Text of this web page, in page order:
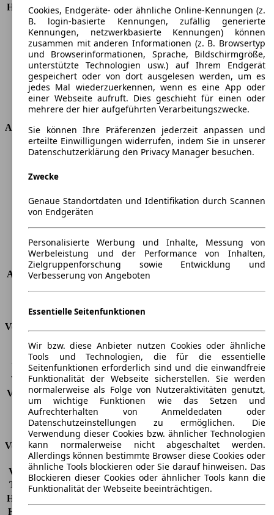
Höchstgeschwindigkeit (km/h) 154 km/h
Anzahl der Gänge
6
Drehmoment
260 nm
Hubraum
1598 ccm
Kraftstoff
Diesel
Zylinder
4
Getriebe
Schaltgetriebe
Antriebsart
Vorderradantrieb
Abmessungen
Länge
4999 mm
Breite
Maximalgewicht
-
Max. Zuladung
Sitze
3
Dachlast
-
Anhängelast (ungebremst) 750 kg
Verbrauch
CO2 Emissionen*
170 g/km (komb.)
Verbrauch (Stadt)
-
Verbrauch (Land)
-
Verbrauch (komb.)* 6,5 l/100km
Schadstoffklasse
EU6
Tankinhalt
80 l
Versicherungsklassen
Vollkasko -
Teilkasko -
Haftpflicht
HSN/TSN
Cookies, Endgeräte- oder ähnliche Online-Kennungen (z.
B. login-basierte Kennungen, zufällig generierte
Kennungen, netzwerkbasierte Kennungen) können
zusammen mit anderen Informationen (z. B. Browsertyp
und Browserinformationen, Sprache, Bildschirmgröße,
unterstützte Technologien usw.) auf Ihrem Endgerät
gespeichert oder von dort ausgelesen werden, um es
jedes Mal wiederzuerkennen, wenn es eine App oder
einer Webseite aufruft. Dies geschieht für einen oder
mehrere der hier aufgeführten Verarbeitungszwecke.
Sie können Ihre Präferenzen jederzeit anpassen und
erteilte Einwilligungen widerrufen, indem Sie in unserer
Datenschutzerklärung den Privacy Manager besuchen.
Zwecke
Genaue Standortdaten und Identifikation durch Scannen
von Endgeräten
Personalisierte Werbung und Inhalte, Messung von
Werbeleistung und der Performance von Inhalten,
Zielgruppenforschung sowie Entwicklung und
Verbesserung von Angeboten
Essentielle Seitenfunktionen
Wir bzw. diese Anbieter nutzen Cookies oder ähnliche
Tools und Technologien, die für die essentielle
Seitenfunktionen erforderlich sind und die einwandfreie
Funktionalität der Webseite sicherstellen. Sie werden
normalerweise als Folge von Nutzeraktivitäten genutzt,
um wichtige Funktionen wie das Setzen und
Aufrechterhalten von Anmeldedaten oder
Datenschutzeinstellungen zu ermöglichen. Die
Verwendung dieser Cookies bzw. ähnlicher Technologien
kann normalerweise nicht abgeschaltet werden.
Allerdings können bestimmte Browser diese Cookies oder
ähnliche Tools blockieren oder Sie darauf hinweisen. Das
Blockieren dieser Cookies oder ähnlicher Tools kann die
Funktionalität der Webseite beeinträchtigen.